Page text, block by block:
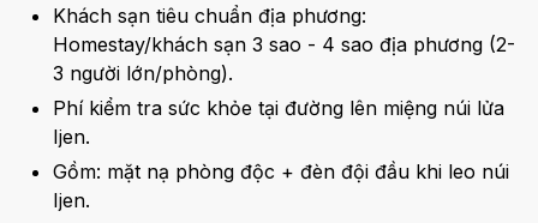
Khách sạn tiêu chuẩn địa phương:
Homestay/khách sạn 3 sao - 4 sao địa phương (2-
3 người lớn/phòng).
Phí kiểm tra sức khỏe tại đường lên miệng núi lửa
Ijen.
Gồm: mặt nạ phòng độc + đèn đội đầu khi leo núi
Ijen.